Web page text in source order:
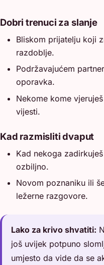
Dobri trenuci za slanje
Bliskom prijatelju koji
razdoblje.
Podržavajućem
oporavka.
Nekome kome
vijesti.
Kad razmisliti dvaput
Kad nekoga
ozbiljno.
Novom poznaniku ili
ležerne razgovore.
Lako za krivo shvatiti:
još uvijek potpuno
umjesto da vide da se